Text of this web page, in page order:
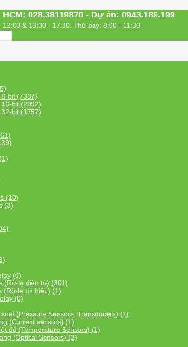
HCM: 028.38119870 - Dự án: 0943.189.199
& 13:30 - 17:30. Thứ bảy: 8:00 - 11:30
bit (7337)
bit (2992)
bit (1757)
(10)
(3)
(0)
(Rờ-le điện từ) (301)
(Rờ-le tín hiệu) (1)
(0)
(Pressure Sensors, Transducers) (1)
(Current sensors) (1)
độ (Temperature Sensors) (1)
(Optical Sensors) (2)